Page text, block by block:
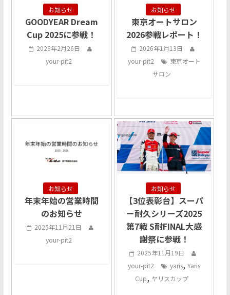
お知らせ
GOODYEAR Dream
Cup 2025に参戦！
2026年2月26日
your-pit2
お知らせ
東京オートサロン
2026参戦レポート！
2026年1月13日
your-pit2
東京オート
サロン
お知らせ
年末年始の営業時間
のお知らせ
2025年11月21日
your-pit2
お知らせ
【3位表彰台】スーパ
ー耐久シリーズ2025
第7戦 S耐FINAL大感
謝祭に参戦！
2025年11月19日
your-pit2
yaris,Yaris
Cup, ヤリスカップ